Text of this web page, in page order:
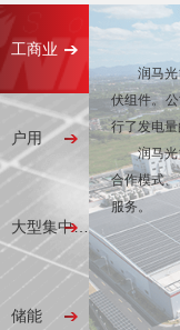
工商业
户用
大型集中式电站
储能
润马
伏组件。
行了发电
润马
合作模式
服务。